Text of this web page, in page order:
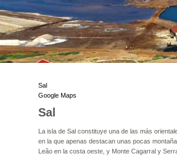
Sal
Google Maps
Sal
La isla de Sal constituye una de las más
en la que apenas destacan unas pocas
Leão en la costa oeste, y Monte Cagarral y